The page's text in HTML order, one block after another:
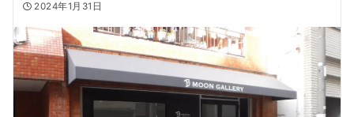
2024年1月31日